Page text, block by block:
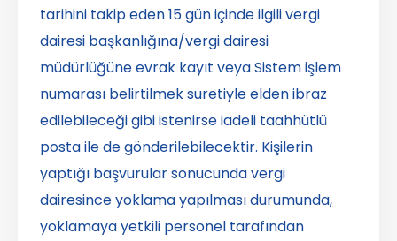
tarihini takip eden 15 gün içinde ilgili vergi
dairesi başkanlığına/vergi dairesi
müdürlüğüne evrak kayıt veya Sistem işlem
numarası belirtilmek suretiyle elden ibraz
edilebileceği gibi istenirse iadeli taahhütlü
posta ile de gönderilebilecektir. Kişilerin
yaptığı başvurular sonucunda vergi
dairesince yoklama yapılması durumunda,
yoklamaya yetkili personel tarafından